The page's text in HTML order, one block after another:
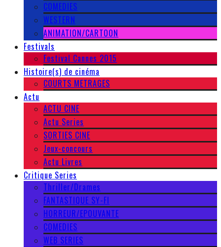
COMEDIES
WESTERN
ANIMATION/CARTOON
Festivals
Festival Cannes 2015
Histoire(s) de cinéma
COURTS METRAGES
Actu
ACTU CINE
Actu Series
SORTIES CINE
Jeux-concours
Actu Livres
Critique Series
Thriller/Drames
FANTASTIQUE SY-FI
HORREUR/EPOUVANTE
COMEDIES
WEB SERIES